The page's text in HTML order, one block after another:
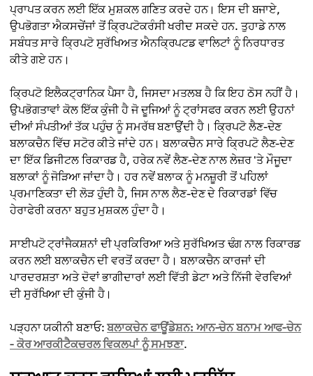
ਪ੍ਰਾਪਤ ਕਰਨ ਲਈ ਇੱਕ ਮੁਸ਼ਕਲ ਗਣਿਤ ਕਰਦੇ ਹਨ। ਇਸ ਦੀ ਬਜਾਏ,
ਉਪਭੋਗਤਾ ਐਕਸਚੇਂਜਾਂ ਤੋਂ ਕ੍ਰਿਪਟੋਕਰੰਸੀ ਖਰੀਦ ਸਕਦੇ ਹਨ. ਤੁਹਾਡੇ ਨਾਲ
ਸਬੰਧਤ ਸਾਰੇ ਕ੍ਰਿਪਟੋ ਸੁਰੱਖਿਅਤ ਐਨਕ੍ਰਿਪਟਡ ਵਾਲਿਟਾਂ ਨੂੰ ਨਿਰਧਾਰਤ
ਕੀਤੇ ਗਏ ਹਨ।
ਕ੍ਰਿਪਟੋ ਇਲੈਕਟ੍ਰਾਨਿਕ ਪੈਸਾ ਹੈ, ਜਿਸਦਾ ਮਤਲਬ ਹੈ ਕਿ ਇਹ ਠੋਸ ਨਹੀਂ ਹੈ।
ਉਪਭੋਗਤਾਵਾਂ ਕੋਲ ਇੱਕ ਕੁੰਜੀ ਹੈ ਜੋ ਦੂਜਿਆਂ ਨੂੰ ਟ੍ਰਾਂਸਫਰ ਕਰਨ ਲਈ ਉਹਨਾਂ
ਦੀਆਂ ਸੰਪਤੀਆਂ ਤੱਕ ਪਹੁੰਚ ਨੂੰ ਸਮਰੱਥ ਬਣਾਉਂਦੀ ਹੈ। ਕ੍ਰਿਪਟੋ ਲੈਣ-ਦੇਣ
ਬਲਾਕਚੈਨ ਵਿੱਚ ਸਟੋਰ ਕੀਤੇ ਜਾਂਦੇ ਹਨ। ਬਲਾਕਚੈਨ ਸਾਰੇ ਕ੍ਰਿਪਟੋ ਲੈਣ-ਦੇਣ
ਦਾ ਇੱਕ ਡਿਜੀਟਲ ਰਿਕਾਰਡ ਹੈ, ਹਰੇਕ ਨਵੇਂ ਲੈਣ-ਦੇਣ ਨਾਲ ਲੇਜ਼ਰ 'ਤੇ ਮੌਜੂਦਾ
ਬਲਾਕਾਂ ਨੂੰ ਜੋੜਿਆ ਜਾਂਦਾ ਹੈ। ਹਰ ਨਵੇਂ ਬਲਾਕ ਨੂੰ ਮਨਜ਼ੂਰੀ ਤੋਂ ਪਹਿਲਾਂ
ਪ੍ਰਮਾਣਿਕਤਾ ਦੀ ਲੋੜ ਹੁੰਦੀ ਹੈ, ਜਿਸ ਨਾਲ ਲੈਣ-ਦੇਣ ਦੇ ਰਿਕਾਰਡਾਂ ਵਿੱਚ
ਹੇਰਾਫੇਰੀ ਕਰਨਾ ਬਹੁਤ ਮੁਸ਼ਕਲ ਹੁੰਦਾ ਹੈ।
ਸਾਈਪਟੋ ਟ੍ਰਾਂਜੈਕਸ਼ਨਾਂ ਦੀ ਪ੍ਰਕਿਰਿਆ ਅਤੇ ਸੁਰੱਖਿਅਤ ਢੰਗ ਨਾਲ ਰਿਕਾਰਡ
ਕਰਨ ਲਈ ਬਲਾਕਚੈਨ ਦੀ ਵਰਤੋਂ ਕਰਦਾ ਹੈ। ਬਲਾਕਚੈਨ ਕਾਰਜਾਂ ਦੀ
ਪਾਰਦਰਸ਼ਤਾ ਅਤੇ ਦੋਵਾਂ ਭਾਗੀਦਾਰਾਂ ਲਈ ਵਿੱਤੀ ਡੇਟਾ ਅਤੇ ਨਿੱਜੀ ਵੇਰਵਿਆਂ
ਦੀ ਸੁਰੱਖਿਆ ਦੀ ਕੁੰਜੀ ਹੈ।
ਪੜ੍ਹਨਾ ਯਕੀਨੀ ਬਣਾਓ:ਬਲਾਕਚੇਨ ਫਾਊਂਡੇਸ਼ਨ: ਆਨ-ਚੇਨ ਬਨਾਮ ਆਫ-ਚੇਨ
- ਕੋਰ ਆਰਕੀਟੈਕਚਰਲ ਵਿਕਲਪਾਂ ਨੂੰ ਸਮਝਣਾ.